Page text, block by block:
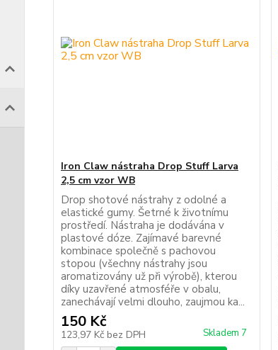
Iron Claw nástraha Drop Stuff Larva
2,5 cm vzor WB
Drop shotové nástrahy z odolné a
elastické gumy. Šetrné k životnímu
prostředí. Nástraha je dodávána v
plastové dóze. Zajímavé barevné
kombinace společně s pachovou
stopou (všechny nástrahy jsou
aromatizovány už při výrobě), kterou
díky uzavřené atmosféře v obalu,
zanechávají velmi dlouho, zaujmou ka...
150 Kč
123,97 Kč bez DPH Skladem 7